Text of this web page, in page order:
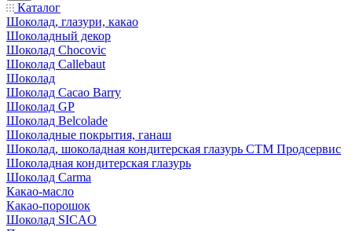
Каталог
Шоколад, глазури, какао
Шоколадный декор
Шоколад Chocovic
Шоколад Callebaut
Шоколад
Шоколад Cacao Barry
Шоколад GP
Шоколад Belcolade
Шоколадные покрытия, ганаш
Шоколад, шоколадная кондитерская глазурь СТМ Продсервис
Шоколадная кондитерская глазурь
Шоколад Carma
Какао-масло
Какао-порошок
Шоколад SICAO